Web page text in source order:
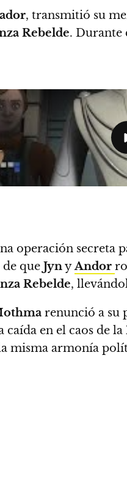
, transmitió su
Rebelde. Durante
operación secreta
de que JynyAndor
Rebelde,
renunció a su
en el caos de la
misma armonía